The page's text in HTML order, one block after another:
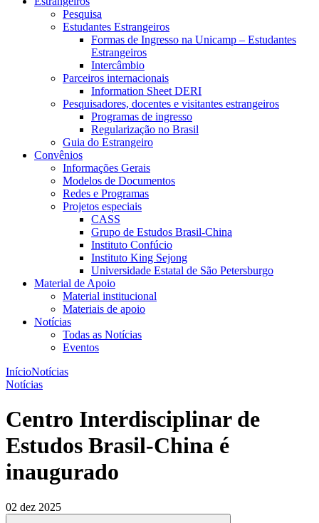
Pesquisa
Estudantes Estrangeiros
Formas de Ingresso na Unicamp – Estudantes
Estrangeiros
Intercâmbio
Parceiros internacionais
Information Sheet DERI
Pesquisadores, docentes e visitantes estrangeiros
Programas de ingresso
Regularização no Brasil
Guia do Estrangeiro
Convênios
Informações Gerais
Modelos de Documentos
Redes e Programas
Projetos especiais
CASS
Grupo de Estudos Brasil-China
Instituto Confúcio
Instituto King Sejong
Universidade Estatal de São Petersburgo
Material de Apoio
Material institucional
Materiais de apoio
Notícias
Todas as Notícias
Eventos
InícioNotícias
Notícias
Centro Interdisciplinar de
Estudos Brasil-China é
inaugurado
02 dez 2025